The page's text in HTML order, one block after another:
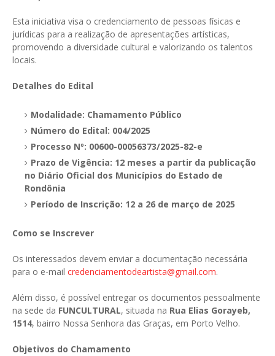
Esta iniciativa visa o credenciamento de pessoas físicas e
jurídicas para a realização de apresentações artísticas,
promovendo a diversidade cultural e valorizando os talentos
locais.
Detalhes do Edital
Modalidade: Chamamento Público
Número do Edital: 004/2025
Processo Nº: 00600-00056373/2025-82-e
Prazo de Vigência: 12 meses a partir da publicação
no Diário Oficial dos Municípios do Estado de
Rondônia
Período de Inscrição: 12 a 26 de março de 2025
Como se Inscrever
Os interessados devem enviar a documentação necessária
para o e-mail credenciamentodeartista@gmail.com.
Além disso, é possível entregar os documentos pessoalmente
na sede da FUNCULTURAL, situada na Rua Elias Gorayeb,
1514, bairro Nossa Senhora das Graças, em Porto Velho.
Objetivos do Chamamento